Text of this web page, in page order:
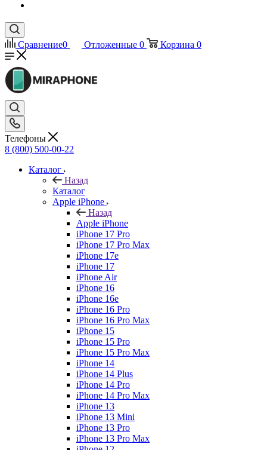
Сравнение0 Отложенные 0 Корзина 0
Телефоны
8 (800) 500-00-22
Каталог
Назад
Каталог
Apple iPhone
Назад
Apple iPhone
iPhone 17 Pro
iPhone 17 Pro Max
iPhone 17e
iPhone 17
iPhone Air
iPhone 16
iPhone 16e
iPhone 16 Pro
iPhone 16 Pro Max
iPhone 15
iPhone 15 Pro
iPhone 15 Pro Max
iPhone 14
iPhone 14 Plus
iPhone 14 Pro
iPhone 14 Pro Max
iPhone 13
iPhone 13 Mini
iPhone 13 Pro
iPhone 13 Pro Max